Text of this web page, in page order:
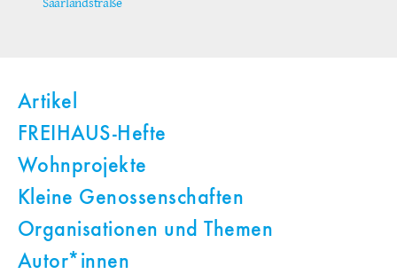
Artikel
FREIHAUS-Hefte
Wohnprojekte
Kleine Genossenschaften
Organisationen und Themen
Autor*innen